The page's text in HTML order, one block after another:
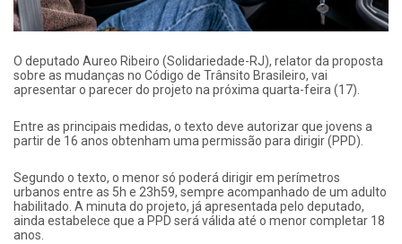
O deputado Aureo Ribeiro (Solidariedade-RJ), relator da proposta
sobre as mudanças no Código de Trânsito Brasileiro, vai
apresentar o parecer do projeto na próxima quarta-feira (17).
Entre as principais medidas, o texto deve autorizar que jovens a
partir de 16 anos obtenham uma permissão para dirigir (PPD).
Segundo o texto, o menor só poderá dirigir em perímetros
urbanos entre as 5h e 23h59, sempre acompanhado de um adulto
habilitado. A minuta do projeto, já apresentada pelo deputado,
ainda estabelece que a PPD será válida até o menor completar 18
anos.